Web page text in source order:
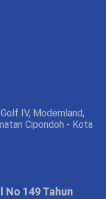
IV, Modernland,
Cipondoh - Kota
No 149 Tahun